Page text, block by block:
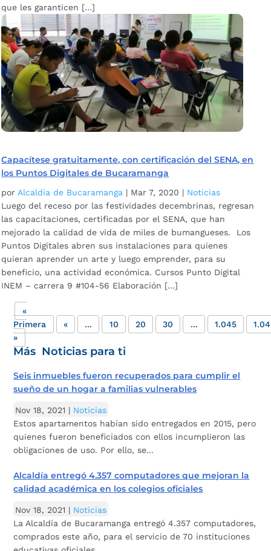
que les garanticen […]
Capacítese gratuitamente, con certificación del SENA, en
los Puntos Digitales de Bucaramanga
por Alcaldía de Bucaramanga | Mar 7, 2020 | Noticias
Luego del receso por las festividades decembrinas, regresan
las capacitaciones, certificadas por el SENA, que han
mejorado la calidad de vida de miles de bumangueses. Los
Puntos Digitales abren sus instalaciones para quienes
quieran aprender un arte y luego emprender, para su
beneficio, una actividad económica. Cursos Punto Digital
INEM – carrera 9 #104-56 Elaboración […]
«
Primera
« ... 10 20 30 ... 1.045
»
Más Noticias para ti
Seis inmuebles fueron recuperados para cumplir el
sueño de un hogar a familias vulnerables
Nov 18, 2021 | Noticias
Estos apartamentos habían sido entregados en 2015, pero
quienes fueron beneficiados con ellos incumplieron las
obligaciones de uso. Por ello, se...
Alcaldía entregó 4.357 computadores que mejoran la
calidad académica en los colegios oficiales
Nov 18, 2021 | Noticias
La Alcaldía de Bucaramanga entregó 4.357 computadores,
comprados este año, para el servicio de 70 instituciones